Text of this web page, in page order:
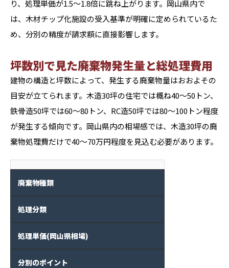
り、処理単価が1.5〜1.8倍に跳ね上がります。岡山県内で
は、木材チップ化施設の受入基準が明確に定められているた
め、分別の精度が請求額に直接影響します。
坪数別で見た廃棄物発生量と総処理費用
建物の構造と坪数によって、発生する廃棄物量はおおよその
目安が立てられます。木造30坪の住宅では概ね40〜50トン、
鉄骨造50坪では60〜80トン、RC造50坪では80〜100トン程度
が発生する傾向です。岡山県内の相場感では、木造30坪の廃
棄物処理費だけで40〜70万円程度を見込む必要があります。
廃棄物種類
処理分類
処理単価(岡山県相場)
分別のポイント